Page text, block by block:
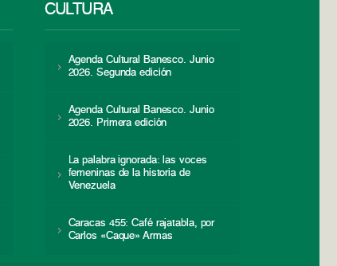
CULTURA
Agenda Cultural Banesco. Junio
2026. Segunda edición
Agenda Cultural Banesco. Junio
2026. Primera edición
La palabra ignorada: las voces
femeninas de la historia de
Venezuela
Caracas 455: Café rajatabla, por
Carlos «Caque» Armas